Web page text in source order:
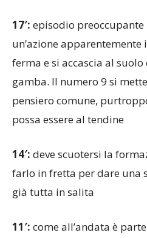
17′: episodio preoccupante
un’azione apparentemente
ferma e si accascia al
gamba. Il numero 9 si
pensiero comune,
possa essere al tendine
14′: deve scuotersi la
farlo in fretta per dare una
già tutta in salita
11′: come all’andata è